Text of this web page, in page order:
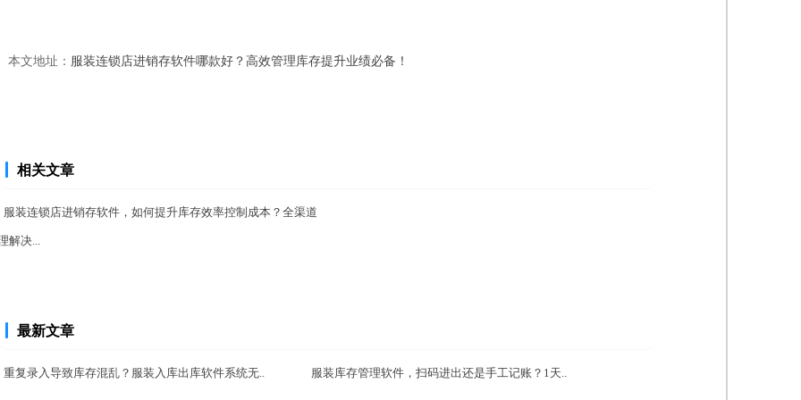
本文地址： 服装连锁店进销存软件哪款好？高效管理库存提升业绩必备！
相关文章
服装连锁店进销存软件，如何提升库存效率控制成本？全渠道
解决...
最新文章
重复录入导致库存混乱？服装入库出库软件系统无.. 服装库存管理软件，扫码进出还是手工记账？1天..